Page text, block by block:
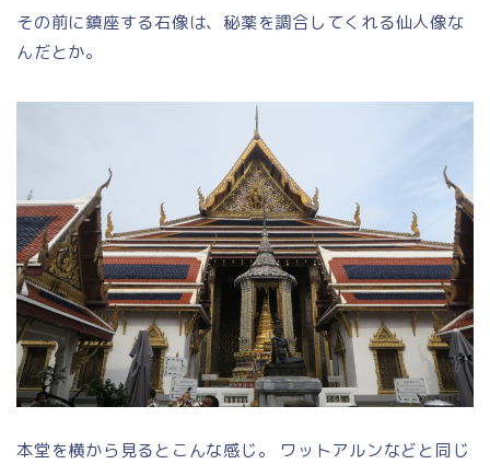
その前に鎮座する石像は、秘薬を調合してくれる仙人像な
んだとか。
本堂を横から見るとこんな感じ。 ワットアルンなどと同じ